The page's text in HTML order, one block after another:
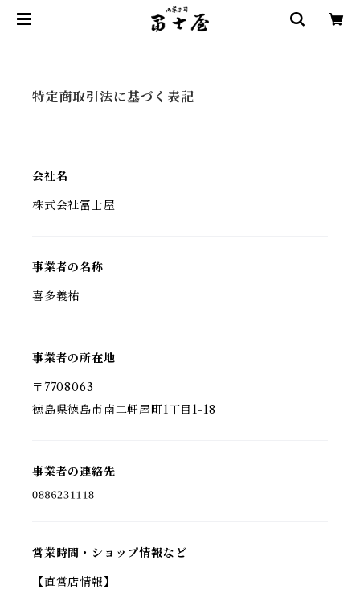
特定商取引法に基づく表記
会社名
株式会社冨士屋
事業者の名称
喜多義祐
事業者の所在地
〒7708063
徳島県徳島市南二軒屋町1丁目1-18
事業者の連絡先
営業時間・ショップ情報など
【直営店情報】